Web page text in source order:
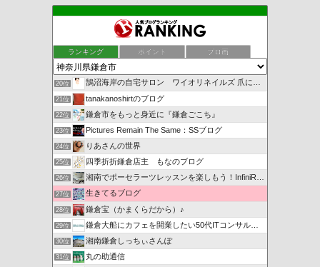
ランキング ポイント ブロ画
20位 鵠沼海岸の自宅サロン ワイオリネイルズ 爪に優しいジェルネ…
21位 tanakanoshirtのブログ
22位 鎌倉市をもっと身近に『鎌倉ごこち』
23位 Pictures Remain The Same：SSブログ
24位 りあさんの世界
25位 四季折折鎌倉店主 もなのブログ
26位 湘南でポーセラーツレッスンを楽しもう！InfiniRose
27位 生きてるブログ
28位 鎌倉宝（かまくらだから）♪
29位 鎌倉大船にカフェを開業したい50代ITコンサルのブログ
30位 湘南鎌倉しっちぃさんぽ
31位 丸の助通信